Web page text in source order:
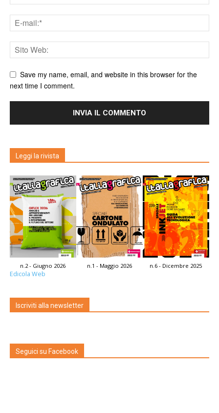
Save my name, email, and website in this browser for the
next time I comment.
Leggi la rivista
n.2 - Giugno 2026 n.1 - Maggio 2026 n.6 - Dicembre 2025
Edicola Web
Iscriviti alla newsletter
Seguici su Facebook